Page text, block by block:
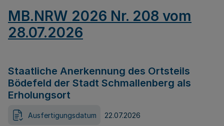
MB.NRW 2026 Nr. 208 vom
28.07.2026
Staatliche Anerkennung des Ortsteils
Bödefeld der Stadt Schmallenberg als
Erholungsort
Ausfertigungsdatum 22.07.2026